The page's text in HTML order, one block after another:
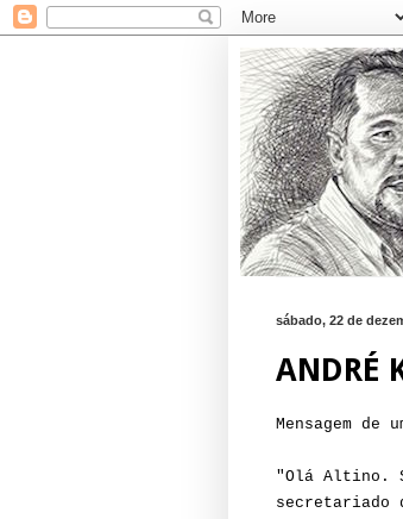
sábado, 22 de
ANDRÉ
Mensagem de
"Olá Altino.
secretariado